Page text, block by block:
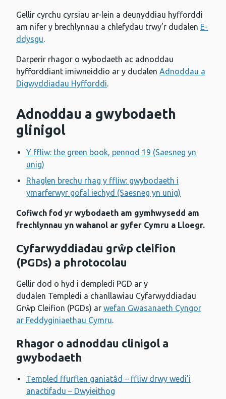
Gellir cyrchu cyrsiau ar-lein a deunyddiau hyfforddi
am nifer y brechlynnau a chlefydau trwy’r dudalen E-
ddysgu.
Darperir rhagor o wybodaeth ac adnoddau
hyfforddiant imiwneiddio ar y dudalen Adnoddau a
Digwyddiadau Hyfforddi.
Adnoddau a gwybodaeth
glinigol
Y ffliw: the green book, pennod 19 (Saesneg yn
unig)
Rhaglen brechu rhag y ffliw: gwybodaeth i
ymarferwyr gofal iechyd (Saesneg yn unig)
Cofiwch fod yr wybodaeth am gymhwysedd am
frechlynnau yn wahanol ar gyfer Cymru a Lloegr.
Cyfarwyddiadau grŵp cleifion
(PGDs) a phrotocolau
Gellir dod o hyd i dempledi PGD ar y
dudalen Templedi a chanllawiau Cyfarwyddiadau
Grŵp Cleifion (PGDs) ar wefan Gwasanaeth Cyngor
ar Feddyginiaethau Cymru.
Rhagor o adnoddau clinigol a
gwybodaeth
Templed ffurflen ganiatâd – ffliw drwy wedi’i
anactifadu – Dwyieithog